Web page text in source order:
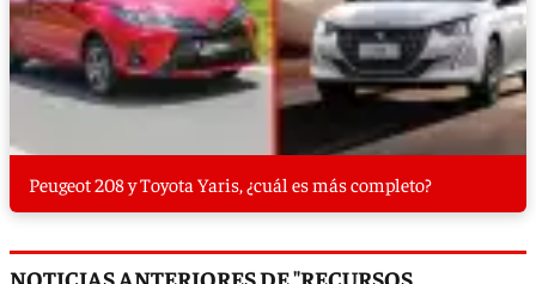
Peugeot 208 y Toyota Yaris, ¿cuál es más completo?
NOTICIAS ANTERIORES DE "RECURSOS